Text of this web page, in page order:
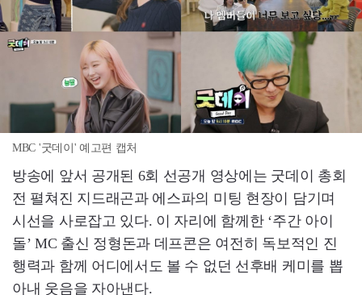
MBC '굿데이' 예고편 캡처
방송에 앞서 공개된 6회 선공개 영상에는 굿데이 총회
전 펼쳐진 지드래곤과 에스파의 미팅 현장이 담기며
시선을 사로잡고 있다. 이 자리에 함께한 ‘주간 아이
돌’ MC 출신 정형돈과 데프콘은 여전히 독보적인 진
행력과 함께 어디에서도 볼 수 없던 선후배 케미를 뽑
아내 웃음을 자아낸다.